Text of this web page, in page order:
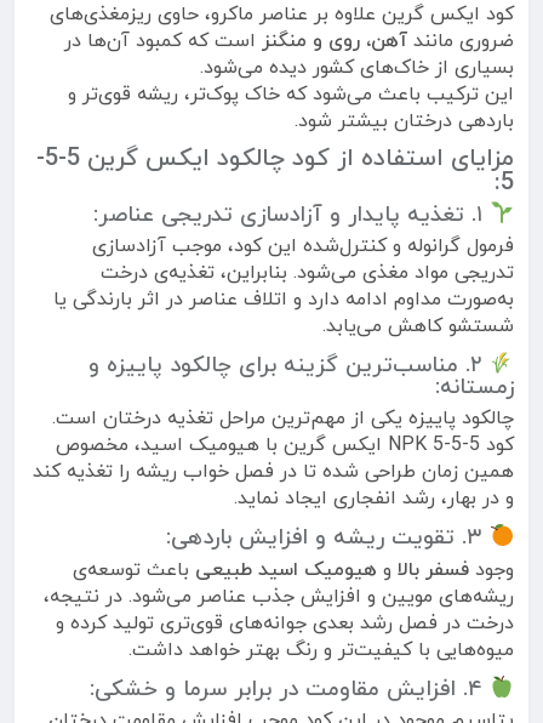
کود ایکس گرین علاوه بر عناصر ماکرو، حاوی ریزمغذی‌های
ضروری مانند آهن، روی و منگنز است که کمبود آن‌ها در
بسیاری از خاک‌های کشور دیده می‌شود.
این ترکیب باعث می‌شود که خاک پوک‌تر، ریشه قوی‌تر و
باردهی درختان بیشتر شود.
مزایای استفاده از کود چالکود ایکس گرین 5-5-
5:
فرمول گرانوله و کنترل‌شده این کود، موجب آزادسازی
تدریجی مواد مغذی می‌شود. بنابراین، تغذیه‌ی درخت
به‌صورت مداوم ادامه دارد و اتلاف عناصر در اثر بارندگی یا
شستشو کاهش می‌یابد.
۲. مناسب‌ترین گزینه برای چالکود پاییزه و
زمستانه:
چالکود پاییزه یکی از مهم‌ترین مراحل تغذیه درختان است.
کود NPK 5-5-5 ایکس گرین با هیومیک اسید، مخصوص
همین زمان طراحی شده تا در فصل خواب ریشه را تغذیه کند
و در بهار، رشد انفجاری ایجاد نماید.
وجود فسفر بالا و هیومیک اسید طبیعی باعث توسعه‌ی
ریشه‌های مویین و افزایش جذب عناصر می‌شود. در نتیجه،
درخت در فصل رشد بعدی جوانه‌های قوی‌تری تولید کرده و
میوه‌هایی با کیفیت‌تر و رنگ بهتر خواهد داشت.